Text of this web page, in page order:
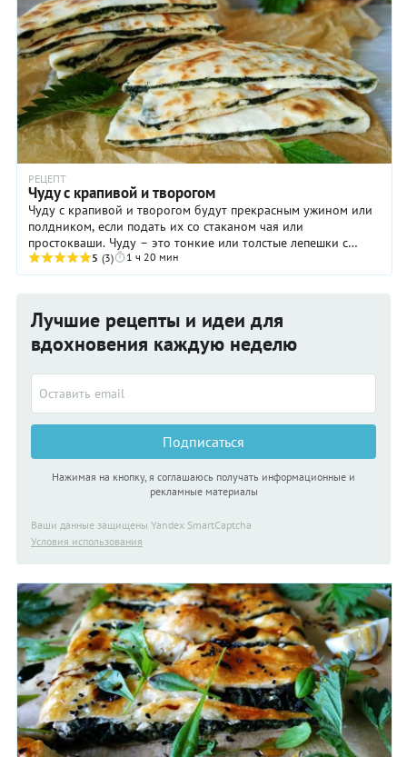
РЕЦЕПТ
Чуду с крапивой и творогом
Чуду с крапивой и творогом будут прекрасным ужином или
полдником, если подать их со стаканом чая или
простокваши. Чуду – это тонкие или толстые лепешки с
начинкой, обжаренные на сухой сковороде, ...
5 (3) 1 ч 20 мин
Лучшие рецепты и идеи для
вдохновения каждую неделю
Подписаться
Нажимая на кнопку, я соглашаюсь получать информационные и
рекламные материалы
Ваши данные защищены Yandex SmartCaptcha
Условия использования